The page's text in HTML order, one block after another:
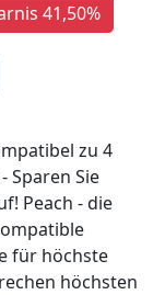
41,50%
zu 4
Sparen Sie
Peach - die
für höchste
höchsten